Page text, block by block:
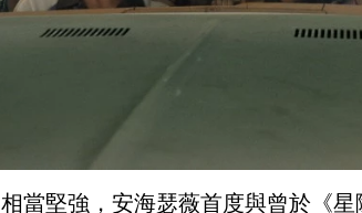
當堅強，安海瑟薇首度與曾於《